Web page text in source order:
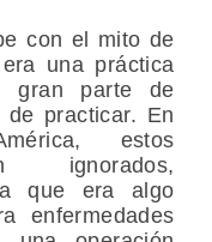
con el mito de
una práctica
gran parte de
practicar. En
estos
ignorados,
que era algo
enfermedades